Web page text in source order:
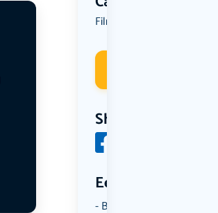
Film
Share
Een aantal
Borrelen